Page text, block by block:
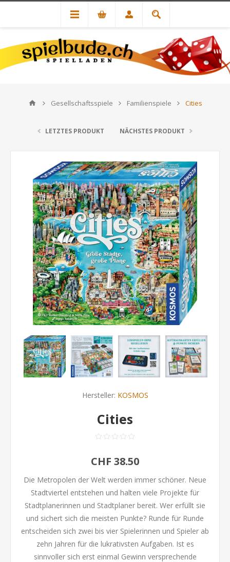
Gesellschaftsspiele Familienspiele Cities
LETZTES PRODUKT NÄCHSTES PRODUKT
Hersteller: KOSMOS
Cities
CHF 38.50
Die Metropolen der Welt werden immer schöner. Neue
Stadtviertel entstehen und halten viele Projekte für
Stadtplanerinnen und Stadtplaner bereit. Wer erfüllt sie
und sichert sich die meisten Punkte? Runde für Runde
entscheiden sich zwei bis vier Spielerinnen und Spieler ab
zehn Jahren für die lukrativsten Aufgaben. Ist es
sinnvoller sich erst einmal Gewinn versprechende